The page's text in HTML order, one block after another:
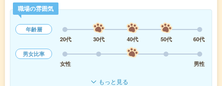
職場の雰囲気
年齢層
20代
30代 40代 50代
60代
男女比率
女性
男性
もっと見る